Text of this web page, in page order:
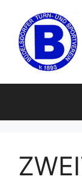
Inhalt
springen